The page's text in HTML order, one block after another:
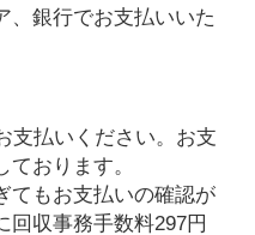
、銀行でお支払いいた
支払いください。お支
おります。
てもお支払いの確認が
回収事務手数料297円